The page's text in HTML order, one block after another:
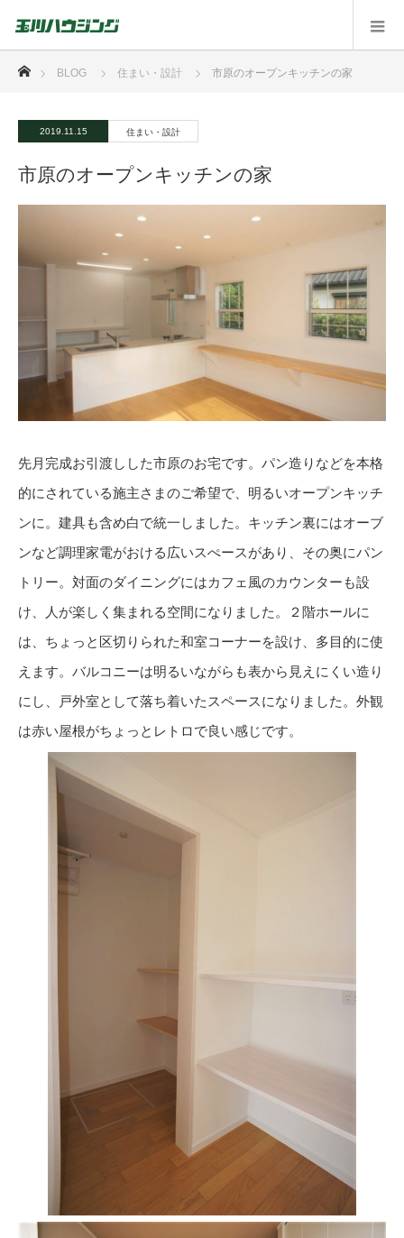
ホーム
BLOG 住まい・設計 市原のオープンキッチンの家
2019.11.15 住まい・設計
市原のオープンキッチンの家
先月完成お引渡しした市原のお宅です。パン造りなどを本格
的にされている施主さまのご希望で、明るいオープンキッチ
ンに。建具も含め白で統一しました。キッチン裏にはオーブ
ンなど調理家電がおける広いスぺースがあり、その奥にパン
トリー。対面のダイニングにはカフェ風のカウンターも設
け、人が楽しく集まれる空間になりました。２階ホールに
は、ちょっと区切りられた和室コーナーを設け、多目的に使
えます。バルコニーは明るいながらも表から見えにくい造り
にし、戸外室として落ち着いたスペースになりました。外観
は赤い屋根がちょっとレトロで良い感じです。